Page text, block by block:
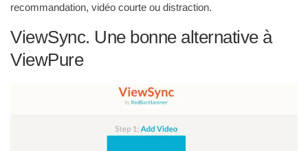
recommandation, vidéo courte ou distraction.
ViewSync. Une bonne alternative à
ViewPure